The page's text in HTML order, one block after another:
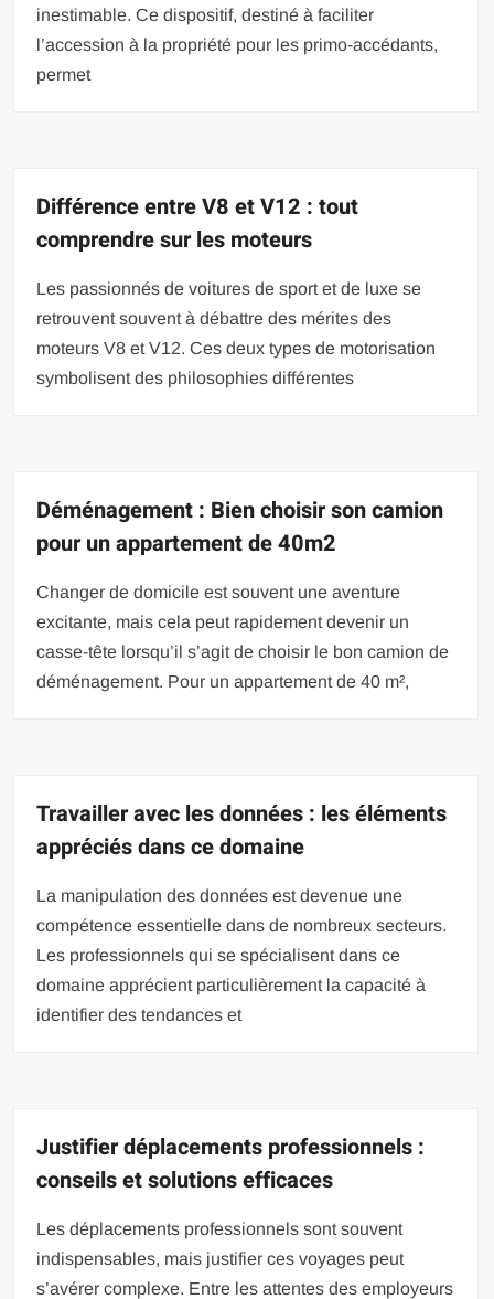
inestimable. Ce dispositif, destiné à faciliter
l’accession à la propriété pour les primo-accédants,
permet
Différence entre V8 et V12 : tout
comprendre sur les moteurs
Les passionnés de voitures de sport et de luxe se
retrouvent souvent à débattre des mérites des
moteurs V8 et V12. Ces deux types de motorisation
symbolisent des philosophies différentes
Déménagement : Bien choisir son camion
pour un appartement de 40m2
Changer de domicile est souvent une aventure
excitante, mais cela peut rapidement devenir un
casse-tête lorsqu’il s’agit de choisir le bon camion de
déménagement. Pour un appartement de 40 m²,
Travailler avec les données : les éléments
appréciés dans ce domaine
La manipulation des données est devenue une
compétence essentielle dans de nombreux secteurs.
Les professionnels qui se spécialisent dans ce
domaine apprécient particulièrement la capacité à
identifier des tendances et
Justifier déplacements professionnels :
conseils et solutions efficaces
Les déplacements professionnels sont souvent
indispensables, mais justifier ces voyages peut
s’avérer complexe. Entre les attentes des employeurs